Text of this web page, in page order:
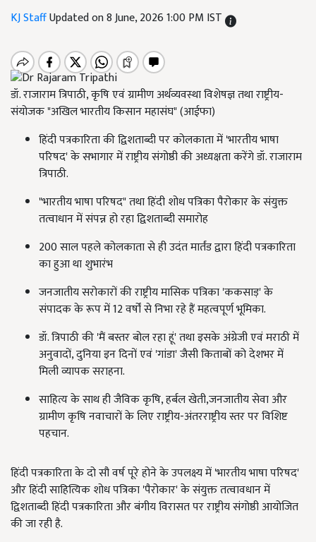
KJ StaffUpdated on 8 June, 2026 1:00 PM IST
डॉ. राजाराम त्रिपाठी, कृषि एवं ग्रामीण अर्थव्यवस्था विशेषज्ञ तथा राष्ट्रीय-
संयोजक "अखिल भारतीय किसान महासंघ" (आईफा)
हिंदी पत्रकारिता की द्विशताब्दी पर कोलकाता में 'भारतीय भाषा
परिषद' के सभागार में राष्ट्रीय संगोष्ठी की अध्यक्षता करेंगे डॉ. राजाराम
त्रिपाठी.
"भारतीय भाषा परिषद" तथा हिंदी शोध पत्रिका पैरोकार के संयुक्त
तत्वाधान में संपन्न हो रहा द्विशताब्दी समारोह
200 साल पहले कोलकाता से ही उदंत मार्तंड द्वारा हिंदी पत्रकारिता
का हुआ था शुभारंभ
जनजातीय सरोकारों की राष्ट्रीय मासिक पत्रिका 'ककसाड़' के
संपादक के रूप में 12 वर्षों से निभा रहे हैं महत्वपूर्ण भूमिका.
डॉ. त्रिपाठी की 'मैं बस्तर बोल रहा हूं' तथा इसके अंग्रेजी एवं मराठी में
अनुवादों, दुनिया इन दिनों एवं 'गांडा' जैसी किताबों को देशभर में
मिली व्यापक सराहना.
साहित्य के साथ ही जैविक कृषि, हर्बल खेती,जनजातीय सेवा और
ग्रामीण कृषि नवाचारों के लिए राष्ट्रीय-अंतरराष्ट्रीय स्तर पर विशिष्ट
पहचान.
हिंदी पत्रकारिता के दो सौ वर्ष पूरे होने के उपलक्ष्य में 'भारतीय भाषा परिषद'
और हिंदी साहित्यिक शोध पत्रिका 'पैरोकार' के संयुक्त तत्वावधान में
द्विशताब्दी हिंदी पत्रकारिता और बंगीय विरासत पर राष्ट्रीय संगोष्ठी आयोजित
की जा रही है.